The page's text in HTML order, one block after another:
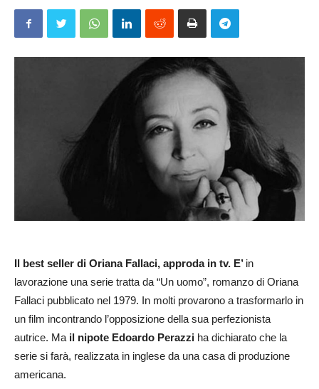
Il best seller di Oriana Fallaci, approda in tv. E’ in
lavorazione una serie tratta da “Un uomo”, romanzo di Oriana
Fallaci pubblicato nel 1979. In molti provarono a trasformarlo in
un film incontrando l’opposizione della sua perfezionista
autrice. Ma il nipote Edoardo Perazzi ha dichiarato che la
serie si farà, realizzata in inglese da una casa di produzione
americana.